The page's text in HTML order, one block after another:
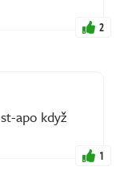
2
apo když
1